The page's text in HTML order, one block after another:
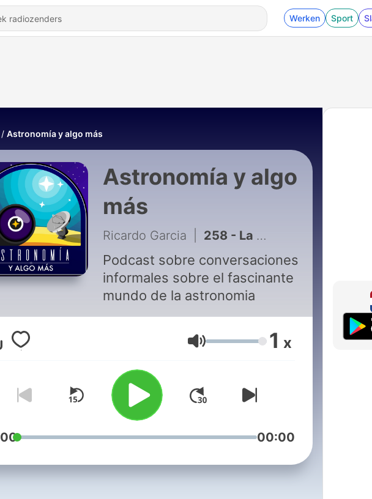
Werken Sport
Astronomía y algo más
Astronomía y algo
más
Ricardo Garcia 258 - La molécula de la vida y la química del espacio (Ep.210)
Podcast sobre conversaciones
informales sobre el fascinante
mundo de la astronomia
Volume 1 x
00:00